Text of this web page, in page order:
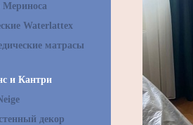
Waterlattex
матрасы
и Кантри
декор